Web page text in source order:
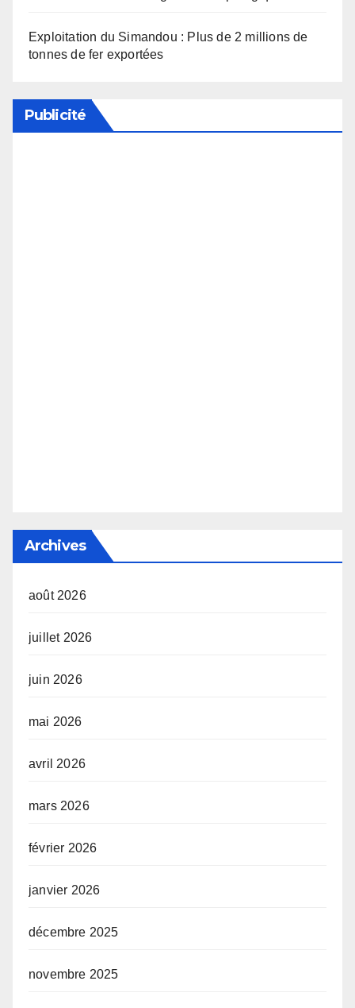
Exploitation du Simandou : Plus de 2 millions de
tonnes de fer exportées
Publicité
Archives
août 2026
juillet 2026
juin 2026
mai 2026
avril 2026
mars 2026
février 2026
janvier 2026
décembre 2025
novembre 2025